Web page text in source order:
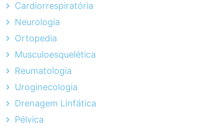
Cardiorrespiratória
Neurologia
Ortopedia
Musculoesquelética
Reumatologia
Uroginecologia
Drenagem Linfática
Pélvica